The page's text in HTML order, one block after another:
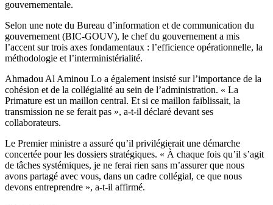
gouvernementale.
Selon une note du Bureau d’information et de communication du
gouvernement (BIC-GOUV), le chef du gouvernement a mis
l’accent sur trois axes fondamentaux : l’efficience opérationnelle, la
méthodologie et l’interministérialité.
Ahmadou Al Aminou Lo a également insisté sur l’importance de la
cohésion et de la collégialité au sein de l’administration. « La
Primature est un maillon central. Et si ce maillon faiblissait, la
transmission ne se ferait pas », a-t-il déclaré devant ses
collaborateurs.
Le Premier ministre a assuré qu’il privilégierait une démarche
concertée pour les dossiers stratégiques. « À chaque fois qu’il s’agit
de tâches systémiques, je ne ferai rien sans m’assurer que nous
avons partagé avec vous, dans un cadre collégial, ce que nous
devons entreprendre », a-t-il affirmé.